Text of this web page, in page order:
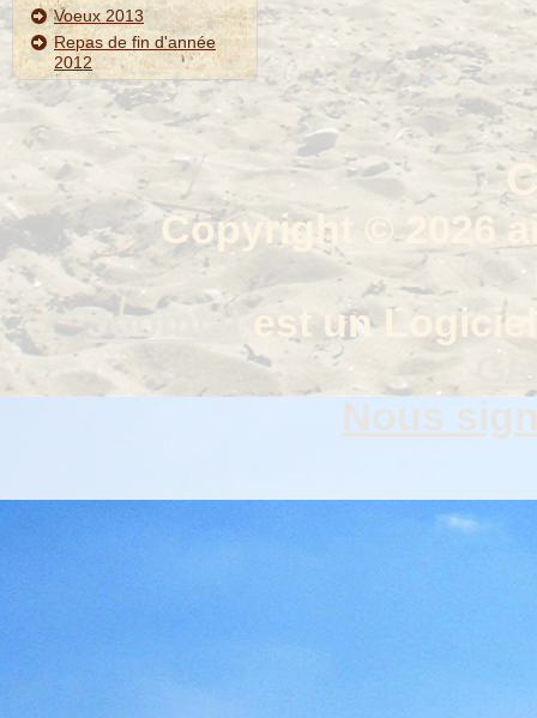
Voeux 2013
Repas de fin d'année
2012
Copyright © 2026
Joomla! est un
Nous